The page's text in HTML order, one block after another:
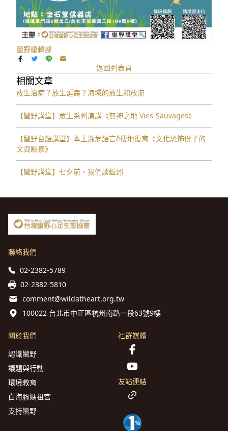
蠻野編輯部
返回列表頁
相關文章
放生治病？放生延壽？海域的放生和放流
【蠻野講堂】眾生系列演講《無神之地 Vies-Sauvages》
【蠻野台語講堂】本土瀕危語言ê棲地復育《文化恐怖份子的
文資願景》
【蠻野講堂】七夕前，我們談蚯蚓
聯絡我們
02-2382-5789
02-2382-5810
comment@wildatheart.org.tw
100022 台北市中正區杭州南路一段63號9樓
關於我們
認識蠻野
議題與行動
環境教育
白海豚媽祖宮
支持蠻野
社群媒體
友站連結